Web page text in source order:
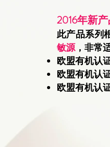
2016年新
此产品系列
敏源，非常
欧盟有机认
欧盟有机认
欧盟有机认